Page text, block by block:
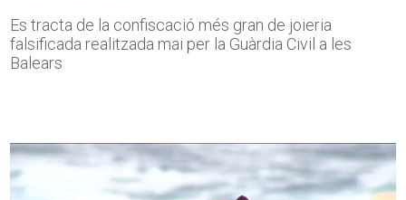
Es tracta de la confiscació més gran de joieria
falsificada realitzada mai per la Guàrdia Civil a les
Balears